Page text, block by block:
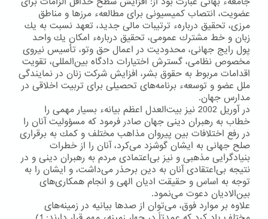
عضویت، انتصاب كمیسیونی برای مطالعهء مرزها و مناطق
مرزی، تحقیق دربارهء ترتیبات مالی جدید، تعهد نسبت به یك
زبان و خط مشترك عمومی، تحقیق دربارهء امكان یك واحد
پول رایج جهانی، محدودیت در اعمال حق وتو، تأسیس نیروی
مخصوص نظامی، گسترش اختیارات دادگاه بین‌المللی، تقویت
اقدامات مربوط به حقوق بشر، افزایش شركت زنان در نمایندگی
ملل عضو و توسعهء برنامه‌های تحصیلی برای تربیت اخلاقی در
مدارس جهان.
در آوریل 2002 نیز بیت‌العدل اعظم بیانهء بسیار مهمی را
خطاب به رهبران دینی جهان صادر فرمود كه مسؤولیت آنان را
در رفع اختلافات بین پیروان مذاهب مختلف و كمك به برقراری
صلح جهانی به ایشان گوشزد می‌كرد، آنان را از خطرات
بنیادگرایی مذهبی و نیز بی‌اعتمادی مردم به رهبران دینی و در
نتیجه بی‌اعتقادی آنان به دین برحذر می‌داشت، و ایشان را به
توجه به اساس و حقیقت ادیان الهی و انجام همكاری‌های
بین‌الادیان دعوت می‌نمود.
علاوه بر موارد فوق، می‌توان از صدها بیانیه در زمینه‌های